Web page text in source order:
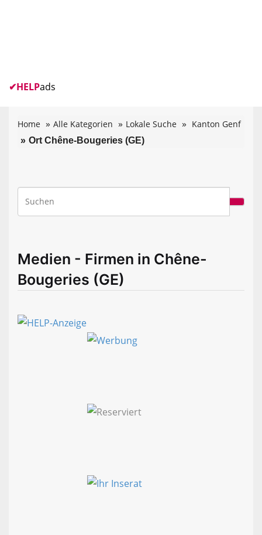
✔HELPads
Home Alle Kategorien Lokale Suche Kanton Genf
Ort Chêne-Bougeries (GE)
Medien - Firmen in Chêne-
Bougeries (GE)